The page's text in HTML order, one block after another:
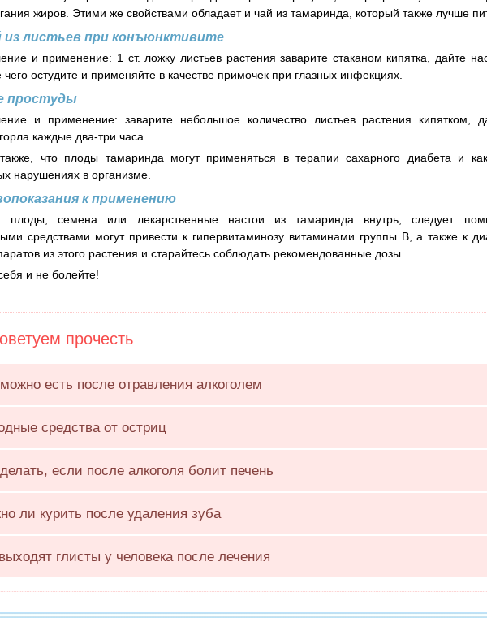
жиров. Этими же свойствами обладает и чай из тамаринда, который также лучше
из листьев при конъюнктивите
и применение: 1 ст. ложку листьев растения заварите стаканом кипятка, дайте
чего остудите и применяйте в качестве примочек при глазных инфекциях.
простуды
и применение: заварите небольшое количество листьев растения кипятком,
каждые два-три часа.
что плоды тамаринда могут применяться в терапии сахарного диабета и
нарушениях в организме.
к применению
плоды, семена или лекарственные настои из тамаринда внутрь, следует
средствами могут привести к гипервитаминозу витаминами группы В, а также к
из этого растения и старайтесь соблюдать рекомендованные дозы.
и не болейте!
прочесть
есть после отравления алкоголем
средства от остриц
если после алкоголя болит печень
ли курить после удаления зуба
глисты у человека после лечения